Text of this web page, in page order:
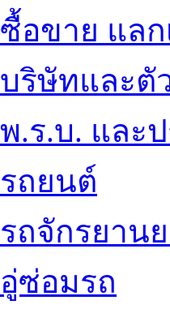
ซื้อขาย แล
บริษัทและตั
พ.ร.บ. และ
รถยนต์
รถจักรยาน
อู่ซ่อมรถ